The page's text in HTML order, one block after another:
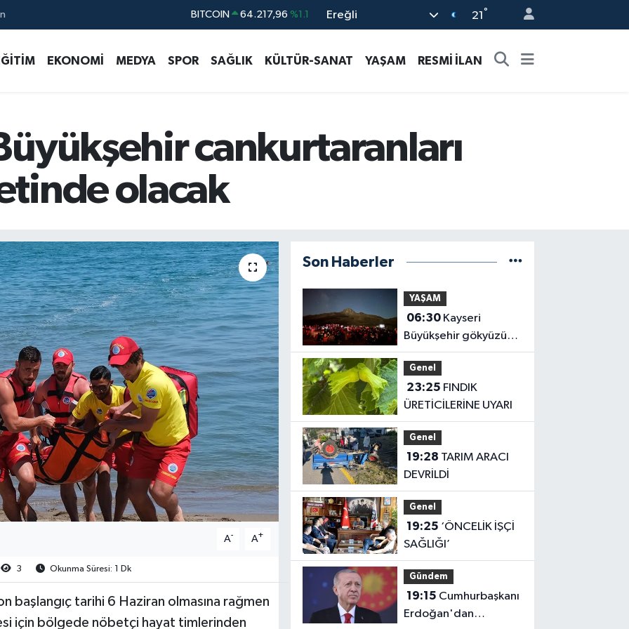
Ereğli 21 °
EKONOMİ MEDYA SPOR SAĞLIK KÜLTÜR-SANAT YAŞAM RESMİ İLAN
cankurtaranları
olacak
A- A+
3 Okunma Süresi: 1 Dk
başlangıç tarihi 6 Haziran olmasına rağmen
için bölgede nöbetçi hayat timlerinden
Son Haberler
YAŞAM
06:30
Büyükşehir gökyüzü
tutkunlarını Erciyes'te
buluşturacak
Genel
23:25
ÜRETİCİLERİNE UYARI
Genel
19:28
DEVRİLDİ
Genel
19:25
SAĞLIĞI’
Gündem
19:15
Erdoğan'dan